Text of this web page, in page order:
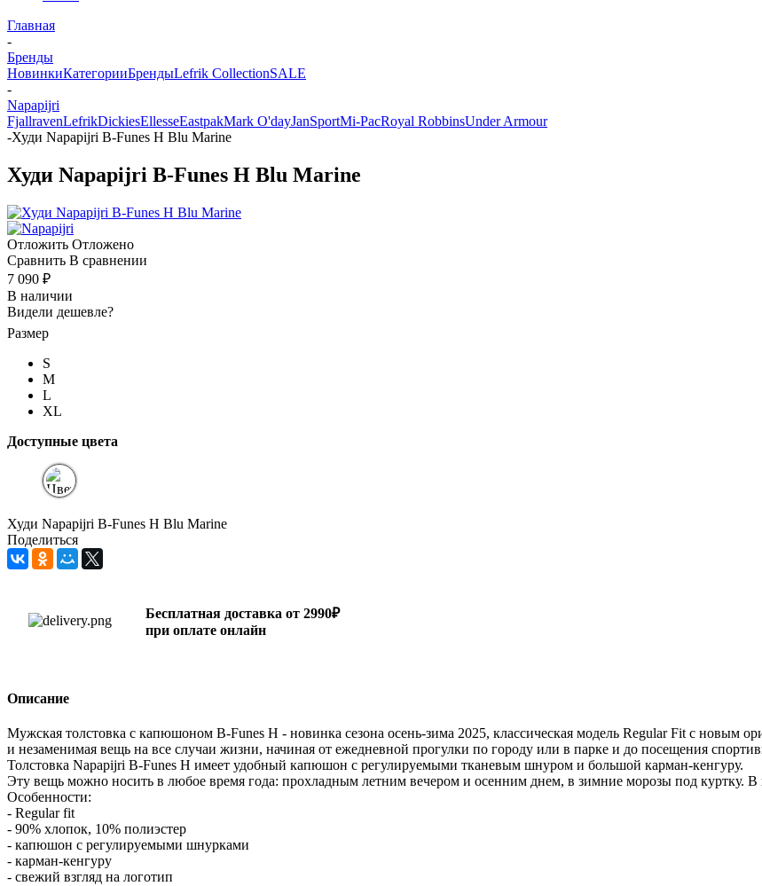
Главная
-
Бренды
НовинкиКатегорииБрендыLefrik CollectionSALE
-
Napapijri
FjallravenLefrikDickiesEllesseEastpakMark O'dayJanSportMi-PacRoyal RobbinsUnder Armour
-Худи Napapijri B-Funes H Blu Marine
Худи Napapijri B-Funes H Blu Marine
Отложить Отложено
Сравнить В сравнении
7 090 ₽
В наличии
Видели дешевле?
Размер
S
M
L
XL
Доступные цвета
Худи Napapijri B-Funes H Blu Marine
Поделиться
Бесплатная доставка от 2990₽
при оплате онлайн
Описание
Мужская толстовка с капюшоном B-Funes H - новинка сезона осень-зима 2025, классическая модель Regular Fit c новым
и незаменимая вещь на все случаи жизни, начиная от ежедневной прогулки по городу или в парке и до посещения
Толстовка Napapijri B-Funes H имеет удобный капюшон с регулируемыми тканевым шнуром и большой карман-кенгуру.
Эту вещь можно носить в любое время года: прохладным летним вечером и осенним днем, в зимние морозы под куртку. В
Особенности:
- Regular fit
- 90% хлопок, 10% полиэстер
- капюшон с регулируемыми шнурками
- карман-кенгуру
- свежий взгляд на логотип